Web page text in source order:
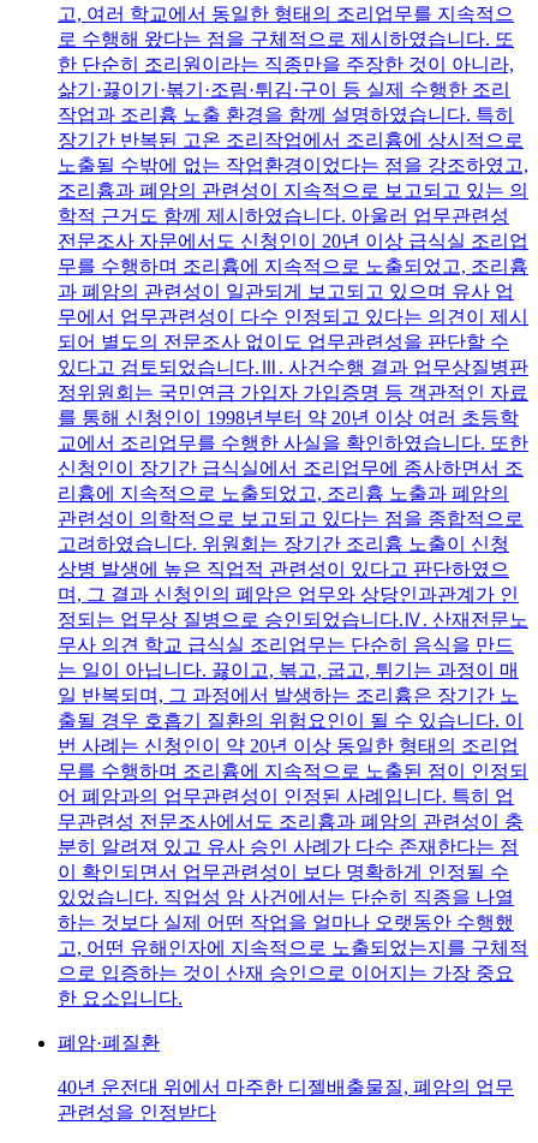
고, 여러 학교에서 동일한 형태의 조리업무를 지속적으
로 수행해 왔다는 점을 구체적으로 제시하였습니다. 또
한 단순히 조리원이라는 직종만을 주장한 것이 아니라,
삶기·끓이기·볶기·조림·튀김·구이 등 실제 수행한 조리
작업과 조리흄 노출 환경을 함께 설명하였습니다. 특히
장기간 반복된 고온 조리작업에서 조리흄에 상시적으로
노출될 수밖에 없는 작업환경이었다는 점을 강조하였고,
조리흄과 폐암의 관련성이 지속적으로 보고되고 있는 의
학적 근거도 함께 제시하였습니다. 아울러 업무관련성
전문조사 자문에서도 신청인이 20년 이상 급식실 조리업
무를 수행하며 조리흄에 지속적으로 노출되었고, 조리흄
과 폐암의 관련성이 일관되게 보고되고 있으며 유사 업
무에서 업무관련성이 다수 인정되고 있다는 의견이 제시
되어 별도의 전문조사 없이도 업무관련성을 판단할 수
있다고 검토되었습니다.Ⅲ. 사건수행 결과 업무상질병판
정위원회는 국민연금 가입자 가입증명 등 객관적인 자료
를 통해 신청인이 1998년부터 약 20년 이상 여러 초등학
교에서 조리업무를 수행한 사실을 확인하였습니다. 또한
신청인이 장기간 급식실에서 조리업무에 종사하면서 조
리흄에 지속적으로 노출되었고, 조리흄 노출과 폐암의
관련성이 의학적으로 보고되고 있다는 점을 종합적으로
고려하였습니다. 위원회는 장기간 조리흄 노출이 신청
상병 발생에 높은 직업적 관련성이 있다고 판단하였으
며, 그 결과 신청인의 폐암은 업무와 상당인과관계가 인
정되는 업무상 질병으로 승인되었습니다.Ⅳ. 산재전문노
무사 의견 학교 급식실 조리업무는 단순히 음식을 만드
는 일이 아닙니다. 끓이고, 볶고, 굽고, 튀기는 과정이 매
일 반복되며, 그 과정에서 발생하는 조리흄은 장기간 노
출될 경우 호흡기 질환의 위험요인이 될 수 있습니다. 이
번 사례는 신청인이 약 20년 이상 동일한 형태의 조리업
무를 수행하며 조리흄에 지속적으로 노출된 점이 인정되
어 폐암과의 업무관련성이 인정된 사례입니다. 특히 업
무관련성 전문조사에서도 조리흄과 폐암의 관련성이 충
분히 알려져 있고 유사 승인 사례가 다수 존재한다는 점
이 확인되면서 업무관련성이 보다 명확하게 인정될 수
있었습니다. 직업성 암 사건에서는 단순히 직종을 나열
하는 것보다 실제 어떤 작업을 얼마나 오랫동안 수행했
고, 어떤 유해인자에 지속적으로 노출되었는지를 구체적
으로 입증하는 것이 산재 승인으로 이어지는 가장 중요
한 요소입니다.
폐암·폐질환
40년 운전대 위에서 마주한 디젤배출물질, 폐암의 업무
관련성을 인정받다